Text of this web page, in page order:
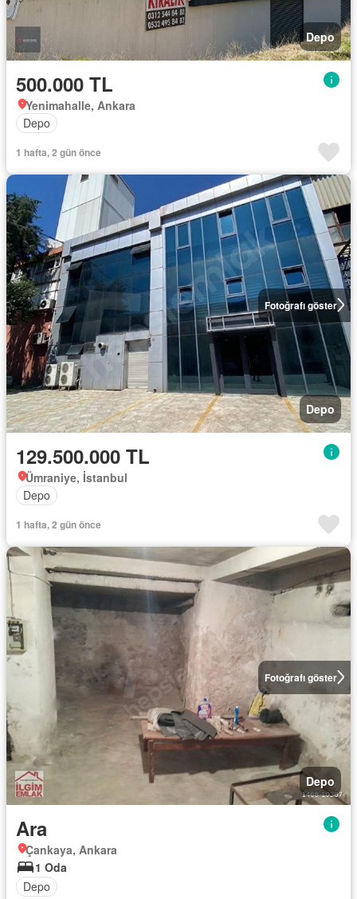
Depo
500.000 TL
Yenimahalle, Ankara
Depo
1 hafta, 2 gün önce
Fotoğrafı göster
Depo
129.500.000 TL
Ümraniye, İstanbul
Depo
1 hafta, 2 gün önce
Fotoğrafı göster
Depo
Ara
Çankaya, Ankara
1 Oda
Depo